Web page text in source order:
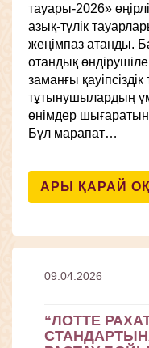
тауары-2026»
азық-түлік
жеңімпаз атанды.
отандық
заманғы
тұтынушылардың
өнімдер шығаратын
Бұл марапат…
АРЫ ҚАРАЙ
09.04.2026
“ЛОТТЕ